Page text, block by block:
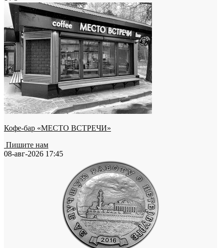
Кофе-бар «МЕСТО ВСТРЕЧИ»
Пишите нам
08-авг-2026 17:45